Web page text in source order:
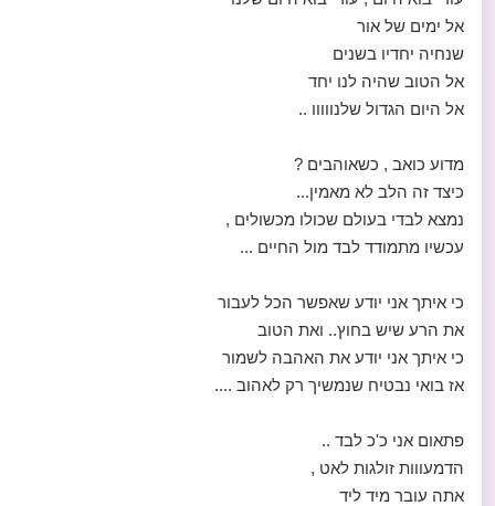
אל ימים של אור
שנחיה יחדיו בשנים
אל הטוב שהיה לנו יחד
אל היום הגדול שלנווווו ..
מדוע כואב , כשאוהבים ?
כיצד זה הלב לא מאמין...
נמצא לבדי בעולם שכולו מכשולים ,
עכשיו מתמודד לבד מול החיים ...
כי איתך אני יודע שאפשר הכל לעבור
את הרע שיש בחוץ.. ואת הטוב
כי איתך אני יודע את האהבה לשמור
אז בואי נבטיח שנמשיך רק לאהוב ....
פתאום אני כ'כ לבד ..
הדמעווות זולגות לאט ,
אתה עובר מיד ליד